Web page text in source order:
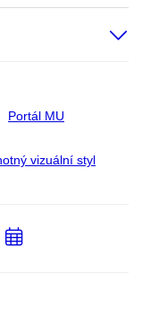
Portál MU
vizuální styl
Přidat